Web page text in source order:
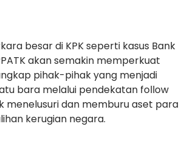
besar di KPK seperti kasus Bank
akan semakin memperkuat
pihak-pihak yang menjadi
bara melalui pendekatan follow
menelusuri dan memburu aset para
kerugian negara.